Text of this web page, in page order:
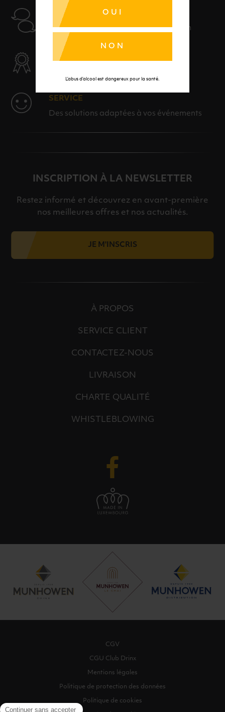
OUI
NON
L’abus d’alcool est dangereux pour la santé.
AIDE
Nos conseillers sont à votre disposition
SÉLECTION & QUALITÉ
SERVICE
Des solutions adaptées à vos événements
INSCRIPTION À LA NEWSLETTER
Restez informé et découvrez en avant-première
nos meilleures offres et nos actualités.
JE M'INSCRIS
À PROPOS
SERVICE CLIENT
CONTACTEZ-NOUS
LIVRAISON
CHARTE QUALITÉ
WHISTLEBLOWING
CGV
CGU Club Drinx
Mentions légales
Politique de protection des données
Politique de cookies